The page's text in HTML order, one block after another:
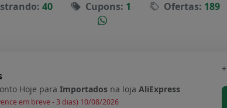
40 Cupons: 1 Ofertas: 189
Hoje para Importados na loja AliExpress
em breve - 3 dias) 10/08/2026